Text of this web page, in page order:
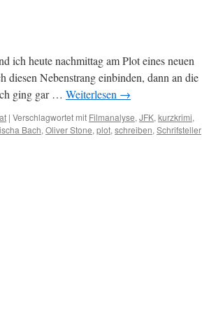
ich heute nachmittag am Plot eines neuen
Nebenstrang einbinden, dann an die
ging gar … Weiterlesen →
| Verschlagwortet mit Filmanalyse, JFK, kurzkrimi,
Bach, Oliver Stone, plot, schreiben, Schrifsteller